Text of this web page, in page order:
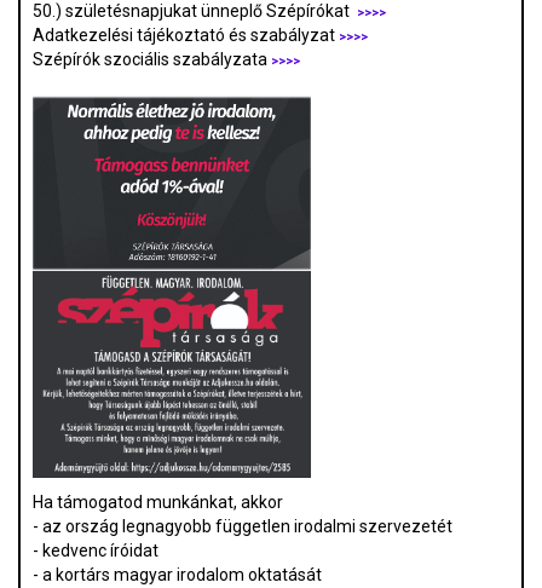
50.) születésnapjukat ünneplő Szépírókat
>>>>
Adatkezelési tájékoztató és szabályzat >>>>
Szépírók szociális szabályzata >>>>
Ha támogatod munkánkat, akkor
- az ország legnagyobb független irodalmi szervezetét
- kedvenc íróidat
- a kortárs magyar irodalom oktatását